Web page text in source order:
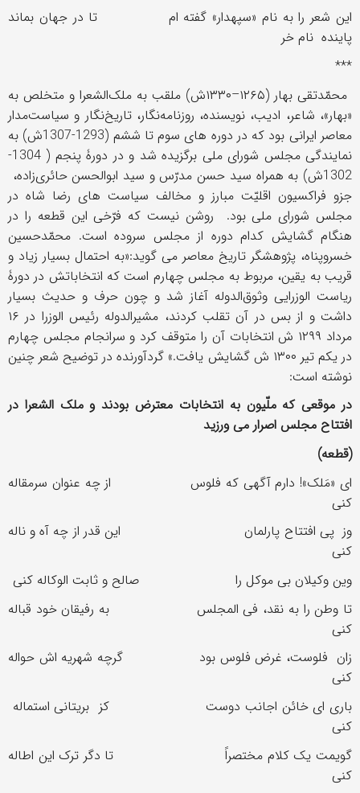
این شعر را به نام «سپهدار» گفته ام تا در جهان بماند
پاینده نام خر
***
محمّدتقی بهار (۱۲۶۵–۱۳۳۰ش) ملقب به ملک‌الشعرا و متخلص به
«بهار»، شاعر، ادیب، نویسنده، روزنامه‌نگار، تاریخ‌نگار و سیاست‌مدار
معاصر ایرانی بود که در دوره های سوم تا ششم (1293-1307ش) به
نمایندگی مجلس شورای ملی برگزیده شد و در دورۀ پنجم ( 1304-
1302ش) به همراه سید حسن مدرّس و سید ابوالحسن حائری‌زاده،
جزو فراکسیون اقلیّت مبارز و مخالف سیاست های رضا شاه در
مجلس شورای ملی بود. روشن نیست که فرّخی این قطعه را در
هنگام گشایش کدام دوره از مجلس سروده است. محمّدحسین
خسروپناه، پژوهشگر تاریخ معاصر می گوید:«به احتمال بسیار زیاد و
قریب به یقین، مربوط به مجلس چهارم است که انتخاباتش در دورۀ
ریاست الوزرایی وثوق‌الدوله آغاز شد و چون حرف و حدیث بسیار
داشت و از بس در آن تقلب کردند، مشیرالدوله رئیس الوزرا در ۱۶
مرداد ۱۲۹۹ ش انتخابات آن را متوقف کرد و سرانجام مجلس چهارم
در یکم تیر ۱۳۰۰ ش گشایش یافت.» گردآورنده در توضیح شعر چنین
نوشته است:
در موقعی که ملّیون به انتخابات معترض بودند و ملک الشعرا در
افتتاح مجلس اصرار می ورزید
(قطعه)
ای «مَلک»! دارم آگهی که فلوس از چه عنوان سرمقاله
کنی
وز پی افتتاح پارلمان این قدر از چه آه و ناله
کنی
وین وکیلان بی موکل را صالح و ثابت الوکاله کنی
تا وطن را به نقد، فی المجلس به رفیقان خود قباله
کنی
زان فلوست، غرض فلوس بود گرچه شهریه اش حواله
کنی
باری ای خائن اجانب دوست کز بریتانی استماله
کنی
گویمت یک کلام مختصراً تا دگر ترک این اطاله
کنی